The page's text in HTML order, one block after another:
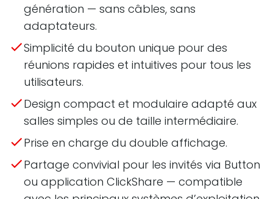
génération — sans câbles, sans
adaptateurs.
Simplicité du bouton unique pour des
réunions rapides et intuitives pour tous les
utilisateurs.
Design compact et modulaire adapté aux
salles simples ou de taille intermédiaire.
Prise en charge du double affichage.
Partage convivial pour les invités via Button
ou application ClickShare — compatible